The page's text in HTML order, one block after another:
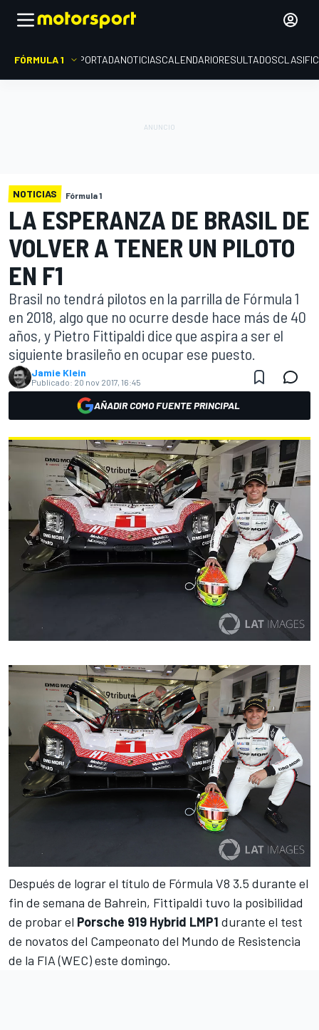
FÓRMULA 1 PORTADANOTICIASCALENDARIORESULTADOS
NOTICIAS Fórmula 1
LA ESPERANZA DE BRASIL DE
VOLVER A TENER UN PILOTO
EN F1
Brasil no tendrá pilotos en la parrilla de Fórmula 1
en 2018, algo que no ocurre desde hace más de 40
años, y Pietro Fittipaldi dice que aspira a ser el
siguiente brasileño en ocupar ese puesto.
Jamie Klein
Publicado: 20 nov 2017, 16:45
AÑADIR COMO FUENTE PRINCIPAL
Después de lograr el título de Fórmula V8 3.5 durante el
fin de semana de Bahrein, Fittipaldi tuvo la posibilidad
de probar el Porsche 919 Hybrid LMP1 durante el test
de novatos del Campeonato del Mundo de Resistencia
de la FIA (WEC)este domingo.